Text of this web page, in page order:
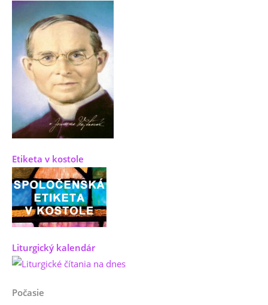
Etiketa v kostole
Liturgický kalendár
Počasie